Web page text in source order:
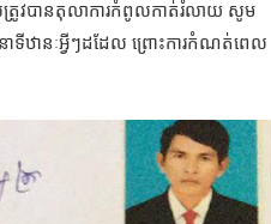
រូវបានតុលាការកំពូលកាត់រំលាយ សូម
ទីឋានៈអ្វីៗដដែល ព្រោះការកំណត់ពេល